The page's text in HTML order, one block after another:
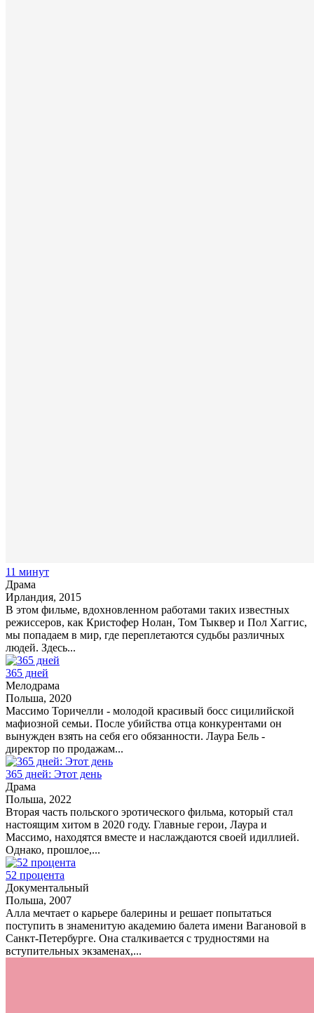
11 минут
Драма
Ирландия, 2015
В этом фильме, вдохновленном работами таких известных
режиссеров, как Кристофер Нолан, Том Тыквер и Пол Хаггис,
мы попадаем в мир, где переплетаются судьбы различных
людей. Здесь...
365 дней
Мелодрама
Польша, 2020
Массимо Торичелли - молодой красивый босс сицилийской
мафиозной семьи. После убийства отца конкурентами он
вынужден взять на себя его обязанности. Лаура Бель -
директор по продажам...
365 дней: Этот день
Драма
Польша, 2022
Вторая часть польского эротического фильма, который стал
настоящим хитом в 2020 году. Главные герои, Лаура и
Массимо, находятся вместе и наслаждаются своей идиллией.
Однако, прошлое,...
52 процента
Документальный
Польша, 2007
Алла мечтает о карьере балерины и решает попытаться
поступить в знаменитую академию балета имени Вагановой в
Санкт-Петербурге. Она сталкивается с трудностями на
вступительных экзаменах,...